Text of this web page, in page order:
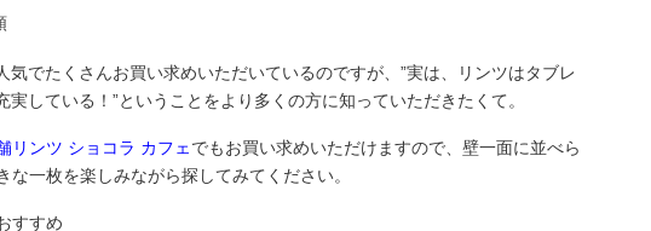
気でたくさんお買い求めいただいているのですが、”実は、リンツはタブレ
実している！”ということをより多くの方に知っていただきたくて。
リンツ ショコラ カフェでもお買い求めいただけますので、壁一面に並べら
な一枚を楽しみながら探してみてください。